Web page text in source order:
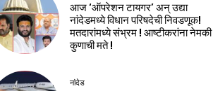
आज ‘ऑपरेशन टायगर’ अन् उद्या
नांदेडमध्ये विधान परिषदेची निवडणूक!
मतदारांमध्ये संभ्रम ! आष्टीकरांना नेमकी
कुणाची मते !
नांदेड